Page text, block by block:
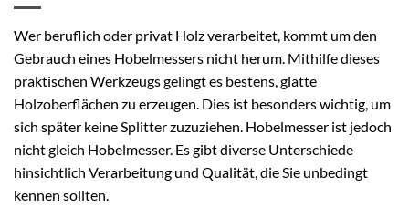
Wer beruflich oder privat Holz verarbeitet, kommt um den
Gebrauch eines Hobelmessers nicht herum. Mithilfe dieses
praktischen Werkzeugs gelingt es bestens, glatte
Holzoberflächen zu erzeugen. Dies ist besonders wichtig, um
sich später keine Splitter zuzuziehen. Hobelmesser ist jedoch
nicht gleich Hobelmesser. Es gibt diverse Unterschiede
hinsichtlich Verarbeitung und Qualität, die Sie unbedingt
kennen sollten.